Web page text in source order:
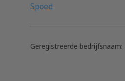
Spoed
Geregistreerde bedrijfsnaam: